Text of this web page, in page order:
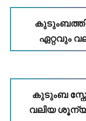
ഏറ്റവും
കുടുംബ
വലിയ